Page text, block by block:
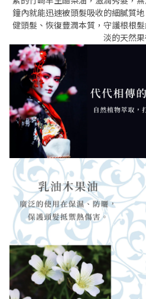
鐘內就能迅速被頭髮吸收的細膩質
健頭髮、恢復豐潤本質，守護根根
淡的天然果